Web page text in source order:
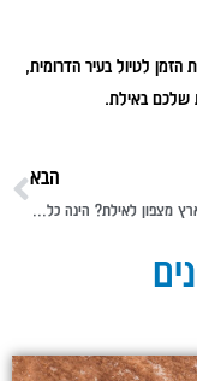
לטיול בעיר הדרומית,
שלכם באילת.
הבא